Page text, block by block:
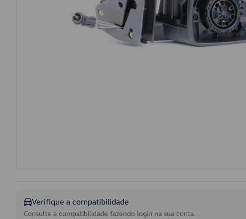
Verifique a compatibilidade
Consulte a compatibilidade fazendo login na sua conta.